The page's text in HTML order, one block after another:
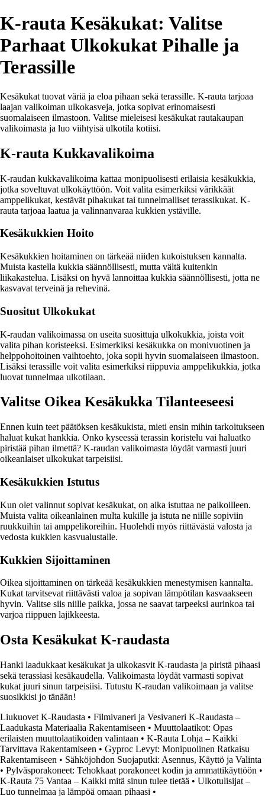
K-rauta Kesäkukat: Valitse
Parhaat Ulkokukat Pihalle ja
Terassille
Kesäkukat tuovat väriä ja eloa pihaan sekä terassille. K-rauta tarjoaa
laajan valikoiman ulkokasveja, jotka sopivat erinomaisesti
suomalaiseen ilmastoon. Valitse mieleisesi kesäkukat rautakaupan
valikoimasta ja luo viihtyisä ulkotila kotiisi.
K-rauta Kukkavalikoima
K-raudan kukkavalikoima kattaa monipuolisesti erilaisia kesäkukkia,
jotka soveltuvat ulkokäyttöön. Voit valita esimerkiksi värikkäät
amppelikukat, kestävät pihakukat tai tunnelmalliset terassikukat. K-
rauta tarjoaa laatua ja valinnanvaraa kukkien ystäville.
Kesäkukkien Hoito
Kesäkukkien hoitaminen on tärkeää niiden kukoistuksen kannalta.
Muista kastella kukkia säännöllisesti, mutta vältä kuitenkin
liikakastelua. Lisäksi on hyvä lannoittaa kukkia säännöllisesti, jotta ne
kasvavat terveinä ja rehevinä.
Suositut Ulkokukat
K-raudan valikoimassa on useita suosittuja ulkokukkia, joista voit
valita pihan koristeeksi. Esimerkiksi kesäkukka on monivuotinen ja
helppohoitoinen vaihtoehto, joka sopii hyvin suomalaiseen ilmastoon.
Lisäksi terassille voit valita esimerkiksi riippuvia amppelikukkia, jotka
luovat tunnelmaa ulkotilaan.
Valitse Oikea Kesäkukka Tilanteeseesi
Ennen kuin teet päätöksen kesäkukista, mieti ensin mihin tarkoitukseen
haluat kukat hankkia. Onko kyseessä terassin koristelu vai haluatko
piristää pihan ilmettä? K-raudan valikoimasta löydät varmasti juuri
oikeanlaiset ulkokukat tarpeisiisi.
Kesäkukkien Istutus
Kun olet valinnut sopivat kesäkukat, on aika istuttaa ne paikoilleen.
Muista valita oikeanlainen multa kukille ja istuta ne niille sopiviin
ruukkuihin tai amppelikoreihin. Huolehdi myös riittävästä valosta ja
vedosta kukkien kasvualustalle.
Kukkien Sijoittaminen
Oikea sijoittaminen on tärkeää kesäkukkien menestymisen kannalta.
Kukat tarvitsevat riittävästi valoa ja sopivan lämpötilan kasvaakseen
hyvin. Valitse siis niille paikka, jossa ne saavat tarpeeksi aurinkoa tai
varjoa riippuen lajikkeesta.
Osta Kesäkukat K-raudasta
Hanki laadukkaat kesäkukat ja ulkokasvit K-raudasta ja piristä pihaasi
sekä terassiasi kesäkaudella. Valikoimasta löydät varmasti sopivat
kukat juuri sinun tarpeisiisi. Tutustu K-raudan valikoimaan ja valitse
suosikkisi jo tänään!
Liukuovet K-Raudasta • Filmivaneri ja Vesivaneri K-Raudasta –
Laadukasta Materiaalia Rakentamiseen • Muuttolaatikot: Opas
erilaisten muuttolaatikoiden valintaan • K-Rauta Lohja – Kaikki
Tarvittava Rakentamiseen • Gyproc Levyt: Monipuolinen Ratkaisu
Rakentamiseen • Sähköjohdon Suojaputki: Asennus, Käyttö ja Valinta
• Pylväsporakoneet: Tehokkaat porakoneet kodin ja ammattikäyttöön •
K-Rauta 75 Vantaa – Kaikki mitä sinun tulee tietää • Ulkotulisijat –
Luo tunnelmaa ja lämpöä omaan pihaasi •